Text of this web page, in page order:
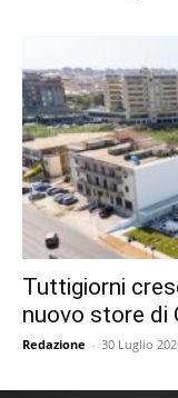
Tuttigiorni
nuovo store di
Redazione - 30 Luglio